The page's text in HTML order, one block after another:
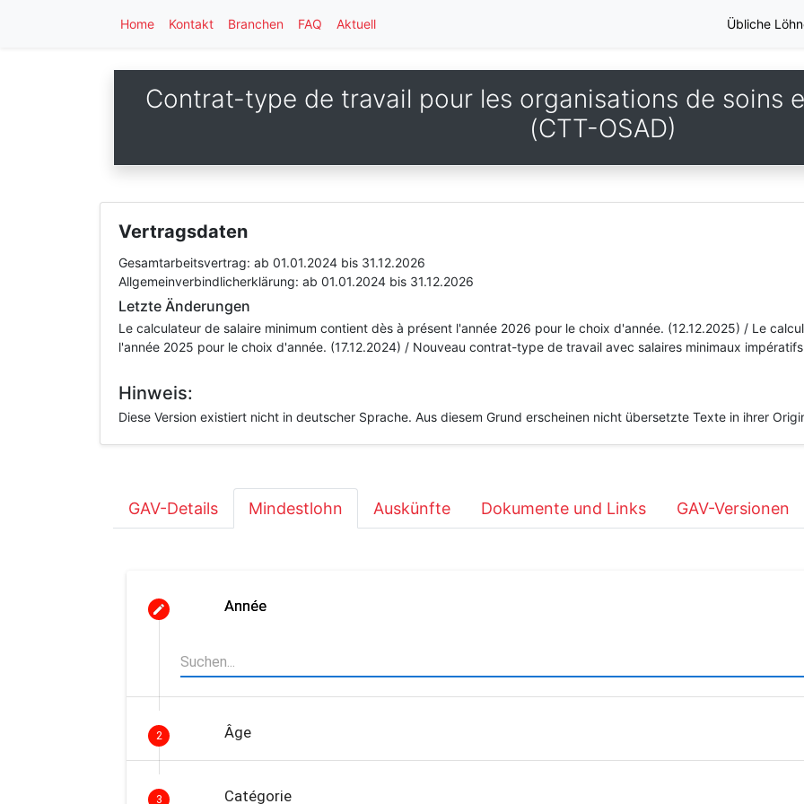
Home Kontakt Branchen FAQ Aktuell Übliche
Contrat-type de travail pour les organisations de soins
(CTT-OSAD)
Vertragsdaten
Gesamtarbeitsvertrag: ab 01.01.2024 bis 31.12.2026
Allgemeinverbindlicherklärung: ab 01.01.2024 bis 31.12.2026
Letzte Änderungen
Le calculateur de salaire minimum contient dès à présent l'année 2026 pour le choix d'année. (12.12.2025) / Le
l'année 2025 pour le choix d'année. (17.12.2024) / Nouveau contrat-type de travail avec salaires minimaux
Hinweis:
Diese Version existiert nicht in deutscher Sprache. Aus diesem Grund erscheinen nicht übersetzte Texte in ihrer
GAV-Details Mindestlohn Auskünfte Dokumente und Links GAV-Versionen
Année
2 Âge
3 Catégorie